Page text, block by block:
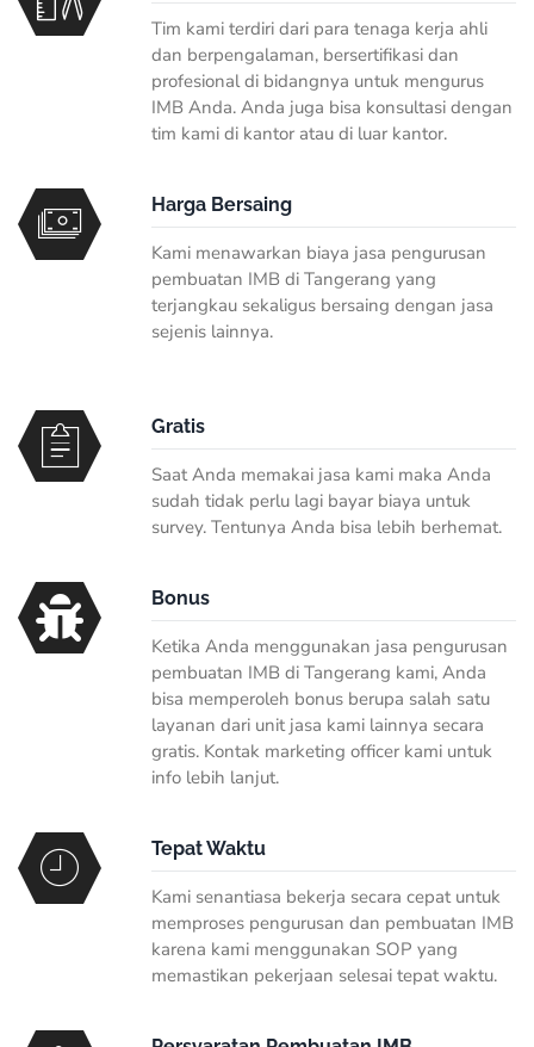
Tim kami terdiri dari para tenaga kerja ahli
dan berpengalaman, bersertifikasi dan
profesional di bidangnya untuk mengurus
IMB Anda. Anda juga bisa konsultasi dengan
tim kami di kantor atau di luar kantor.
Harga Bersaing
Kami menawarkan biaya jasa pengurusan
pembuatan IMB di Tangerang yang
terjangkau sekaligus bersaing dengan jasa
sejenis lainnya.
Gratis
Saat Anda memakai jasa kami maka Anda
sudah tidak perlu lagi bayar biaya untuk
survey. Tentunya Anda bisa lebih berhemat.
Bonus
Ketika Anda menggunakan jasa pengurusan
pembuatan IMB di Tangerang kami, Anda
bisa memperoleh bonus berupa salah satu
layanan dari unit jasa kami lainnya secara
gratis. Kontak marketing officer kami untuk
info lebih lanjut.
Tepat Waktu
Kami senantiasa bekerja secara cepat untuk
memproses pengurusan dan pembuatan IMB
karena kami menggunakan SOP yang
memastikan pekerjaan selesai tepat waktu.